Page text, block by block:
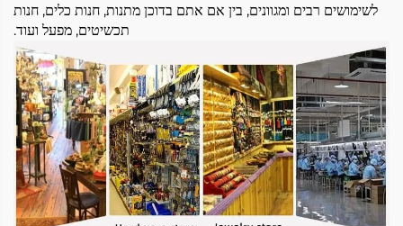
לשימושים רבים ומגוונים, בין אם אתם בדוכן מתנות, חנות כלים, חנות
תכשיטים, מפעל ועוד.